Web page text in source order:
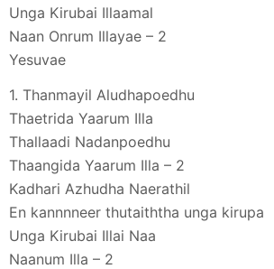
Unga Kirubai Illaamal
Naan Onrum Illayae – 2
Yesuvae
1. Thanmayil Aludhapoedhu
Thaetrida Yaarum Illa
Thallaadi Nadanpoedhu
Thaangida Yaarum Illa – 2
Kadhari Azhudha Naerathil
En kannnneer thutaiththa unga kirupa
Unga Kirubai Illai Naa
Naanum Illa – 2